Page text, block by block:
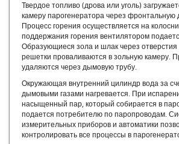
Завод модульных котельных
Котельная модульного типа
Купить модульную котельную
Модульная дизельная котельная
Модульная котельная на газе цена
Модульная котельная на твердом
Модульная котельная цена
Модульные газовые котельные цена
Модульные котельные на газу
Модульные котельные официальный
Модульные котельные системы
Твердое топливо (дрова или уголь)
камеру парогенератора через фронтальную
Процесс горения осуществляется на
поддержания горения вентилятором
Образующиеся зола и шлак через отверстия
решетки проваливаются в зольную камеру.
удаляются через дымовую трубу.
Окружающая внутренний цилиндр вода за
дымовыми газами нагревается. При
насыщенный пар, который собирается в
подается потребителю по паропроводам.
измерительных приборов и автоматики
контролировать все процессы в